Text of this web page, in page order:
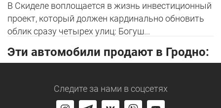
В Скиделе воплощается в жизнь инвестиционный
проект, который должен кардинально обновить
облик сразу четырех улиц: Богуш...
Эти автомобили продают в Гродно:
Следите за нами в соцсетях